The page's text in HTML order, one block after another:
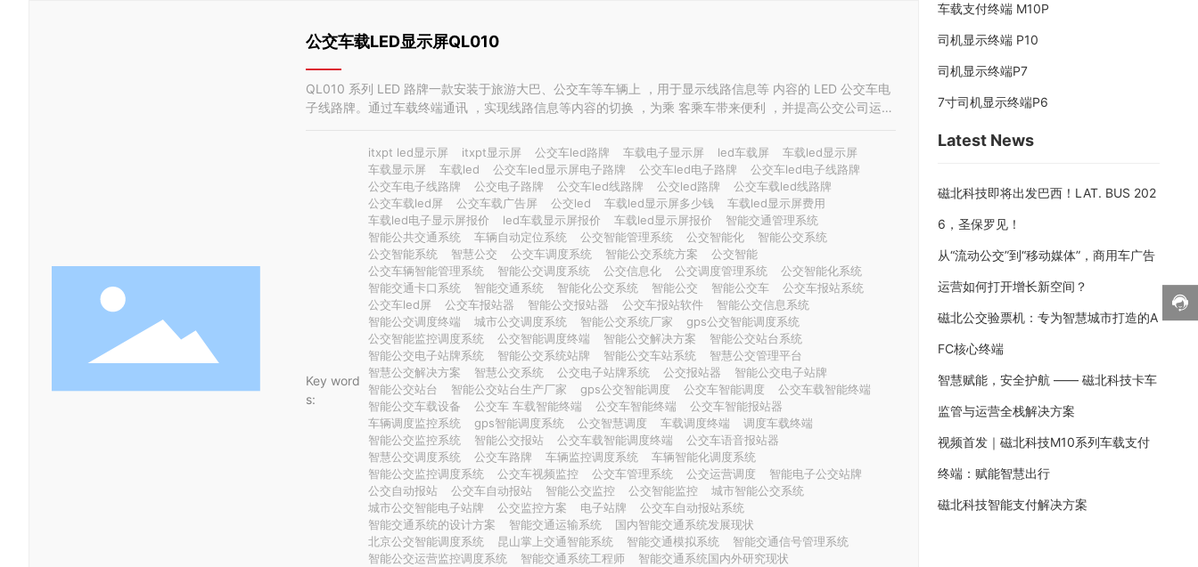
公交车载LED显示屏QL010
QL010 系列 LED 路牌一款安装于旅游大巴、公交车等车辆上 ，用于显示线路信息等 内容的 LED 公交车电
子线路牌。通过车载终端通讯 ，实现线路信息等内容的切换 ，为乘 客乘车带来便利 ，并提高公交公司运营
Key word
s:
itxpt led显示屏 itxpt显示屏 公交车led路牌 车载电子显示屏 led车载屏
车载led显示屏
车载显示屏
车载led 公交车led显示屏电子路牌 公交车led电子路牌
公交车led电子线路牌
公交车电子线路牌
公交电子路牌 公交车led线路牌 公交led路牌
公交车载led线路牌
公交车载led屏
公交车载广告屏 公交led 车载led显示屏多少钱
车载led显示屏费用
车载led电子显示屏报价
led车载显示屏报价 车载led显示屏报价
智能交通管理系统
智能公共交通系统
车辆自动定位系统 公交智能管理系统 公交智能化
智能公交系统
公交智能系统
智慧公交 公交车调度系统 智能公交系统方案
公交智能
公交车辆智能管理系统
智能公交调度系统 公交信息化 公交调度管理系统
公交智能化系统
智能交通卡口系统
智能交通系统 智能化公交系统 智能公交 智能公交车
公交车报站系统
公交车led屏
公交车报站器 智能公交报站器 公交车报站软件
智能公交信息系统
智能公交调度终端
城市公交调度系统 智能公交系统厂家
gps公交智能调度系统
公交智能监控调度系统
公交智能调度终端 智能公交解决方案
智能公交站台系统
智能公交电子站牌系统
智能公交系统站牌 智能公交车站系统
智慧公交管理平台
智慧公交解决方案
智慧公交系统 公交电子站牌系统 公交报站器
智能公交电子站牌
智能公交站台
智能公交站台生产厂家 gps公交智能调度 公交车智能调度
公交车载智能终端
智能公交车载设备
公交车 车载智能终端 公交车智能终端
公交车智能报站器
车辆调度监控系统
gps智能调度系统 公交智慧调度 车载调度终端
调度车载终端
智能公交监控系统
智能公交报站 公交车载智能调度终端
公交车语音报站器
智慧公交调度系统
公交车路牌 车辆监控调度系统
车辆智能化调度系统
智能公交监控调度系统
公交车视频监控 公交车管理系统 公交运营调度
智能电子公交站牌
公交自动报站
公交车自动报站 智能公交监控 公交智能监控
城市智能公交系统
城市公交智能电子站牌
公交监控方案 电子站牌
公交车自动报站系统
智能交通系统的设计方案
智能交通运输系统
国内智能交通系统发展现状
北京公交智能调度系统
昆山掌上交通智能系统 智能交通模拟系统
智能交通信号管理系统
智能公交运营监控调度系统
智能交通系统工程师
智能交通系统国内外研究现状
车载支付终端 M10P
司机显示终端 P10
司机显示终端P7
7寸司机显示终端P6
Latest News
磁北科技即将出发巴西！LAT. BUS 202
6，圣保罗见！
从“流动公交”到“移动媒体”，商用车广告
运营如何打开增长新空间？
磁北公交验票机：专为智慧城市打造的A
FC核心终端
智慧赋能，安全护航 —— 磁北科技卡车
监管与运营全栈解决方案
视频首发｜磁北科技M10系列车载支付
终端：赋能智慧出行
磁北科技智能支付解决方案